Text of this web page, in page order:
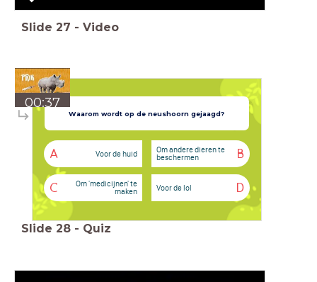
Slide 27 - Video
00:37
Waarom wordt op de neushoorn gejaagd?
A Voor de huid B
Om andere dieren te
beschermen
C
Om 'medicijnen' te
maken
D
Voor de lol
Slide 28 - Quiz